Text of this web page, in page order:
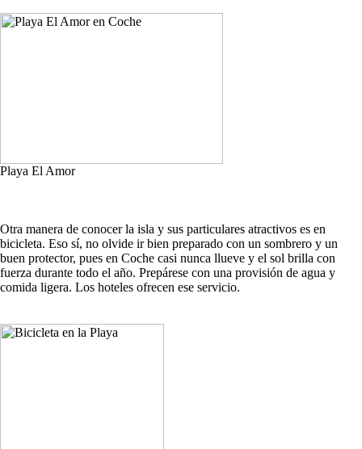
Playa El Amor
Otra manera de conocer la isla y sus particulares atractivos es en
bicicleta. Eso sí, no olvide ir bien preparado con un sombrero y un
buen protector, pues en Coche casi nunca llueve y el sol brilla con
fuerza durante todo el año. Prepárese con una provisión de agua y
comida ligera. Los hoteles ofrecen ese servicio.